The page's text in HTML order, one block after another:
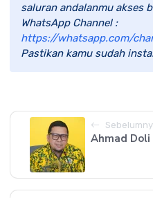
saluran andalanmu akses
WhatsApp Channel :
https://whatsapp.com/
Pastikan kamu sudah
Ahmad Doli